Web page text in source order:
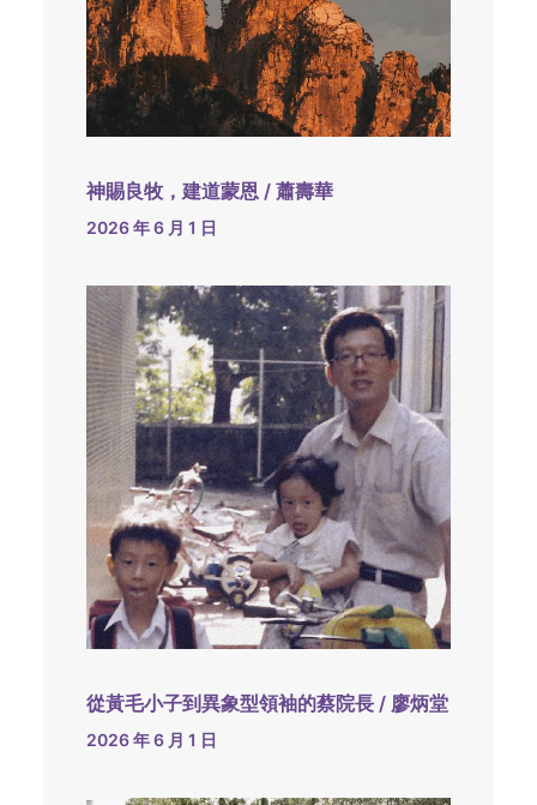
神賜良牧，建道蒙恩 / 蕭壽華
2026 年 6 月 1 日
從黃毛小子到異象型領袖的蔡院長 / 廖炳堂
2026 年 6 月 1 日